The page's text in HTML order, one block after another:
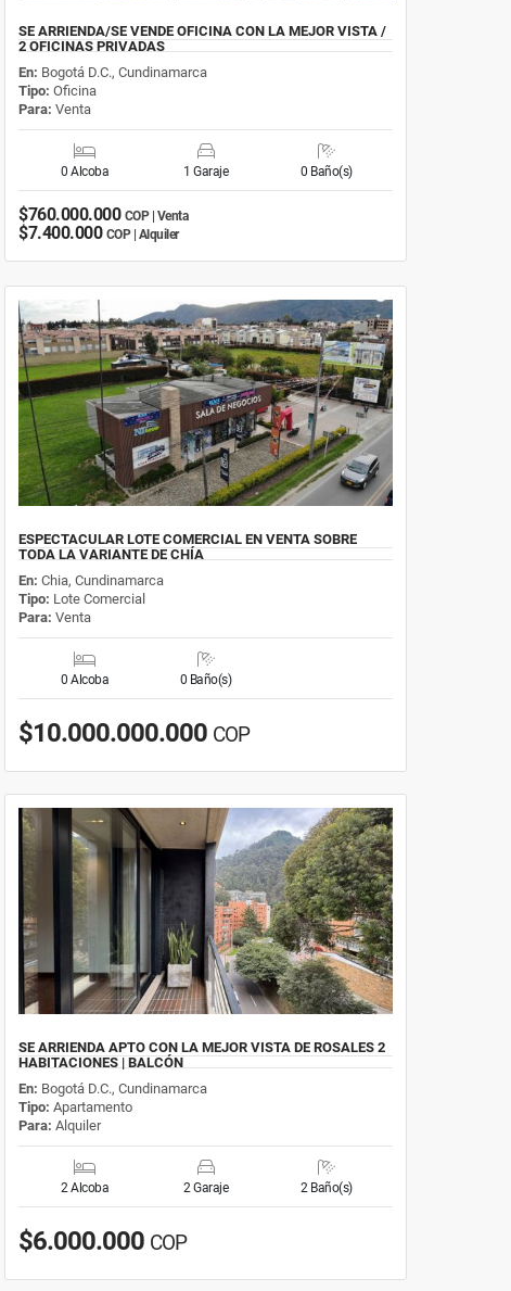
SE ARRIENDA/SE VENDE OFICINA CON LA MEJOR VISTA /
2 OFICINAS PRIVADAS
En: Bogotá D.C., Cundinamarca
Tipo: Oficina
Para: Venta
0 Alcoba 1 Garaje 0 Baño(s)
$760.000.000 COP | Venta
$7.400.000 COP | Alquiler
ESPECTACULAR LOTE COMERCIAL EN VENTA SOBRE
TODA LA VARIANTE DE CHÍA
En:Chia, Cundinamarca
Tipo: Lote Comercial
Para: Venta
0 Alcoba 0 Baño(s)
$10.000.000.000 COP
SE ARRIENDA APTO CON LA MEJOR VISTA DE ROSALES 2
HABITACIONES | BALCÓN
En: Bogotá D.C., Cundinamarca
Tipo: Apartamento
Para: Alquiler
2 Alcoba 2 Garaje 2 Baño(s)
$6.000.000 COP